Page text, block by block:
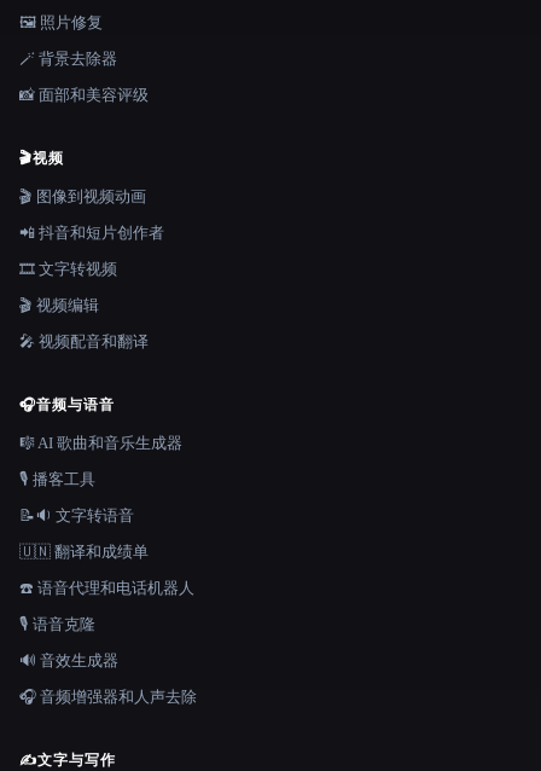
🖼️ 照片修复
🪄 背景去除器
📸 面部和美容评级
🎬视频
🎬 图像到视频动画
📲 抖音和短片创作者
🎞️ 文字转视频
🎬 视频编辑
🎤 视频配音和翻译
🎧音频与语音
🎼 AI 歌曲和音乐生成器
🎙️ 播客工具
📝🔉 文字转语音
🇺🇳 翻译和成绩单
☎️ 语音代理和电话机器人
🎙️ 语音克隆
🔊 音效生成器
🎧 音频增强器和人声去除
✍️文字与写作